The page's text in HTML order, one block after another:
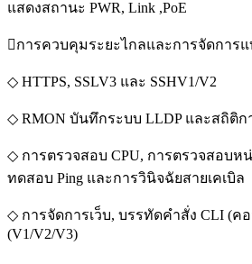
แสดงสถานะ PWR, Link ,PoE
การควบคุมระยะไกลและการจัดการ
◇ HTTPS, SSLV3 และ SSHV1/V2
◇ RMON บันทึกระบบ LLDP และสถิติ
◇ การตรวจสอบ CPU, การตรวจสอบห
ทดสอบ Ping และการวินิจฉัยสายเคเบิล
◇ การจัดการเว็บ, บรรทัดคำสั่ง CLI (คอ
(V1/V2/V3)